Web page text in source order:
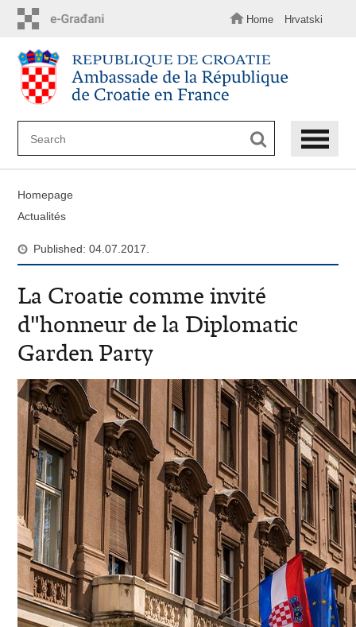
content
Home Hrvatski
Homepage
Actualités
Published: 04.07.2017.
La Croatie comme invité
d"honneur de la Diplomatic
Garden Party